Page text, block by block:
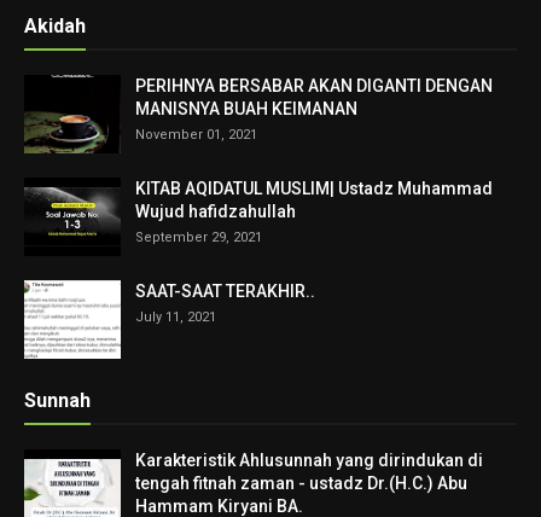
Akidah
PERIHNYA BERSABAR AKAN DIGANTI DENGAN
MANISNYA BUAH KEIMANAN
November 01, 2021
KITAB AQIDATUL MUSLIM| Ustadz Muhammad
Wujud hafidzahullah
September 29, 2021
SAAT-SAAT TERAKHIR..
July 11, 2021
Sunnah
Karakteristik Ahlusunnah yang dirindukan di
tengah fitnah zaman - ustadz Dr.(H.C.) Abu
Hammam Kiryani BA.